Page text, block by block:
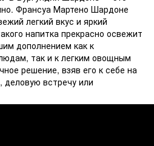
Франсуа Мартено Шардоне
легкий вкус и яркий
напитка прекрасно освежит
дополнением как к
так и к легким овощным
решение, взяв его к себе на
деловую встречу или